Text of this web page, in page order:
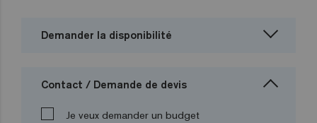
Demander la disponibilité
Contact / Demande de devis
Je veux demander un budget